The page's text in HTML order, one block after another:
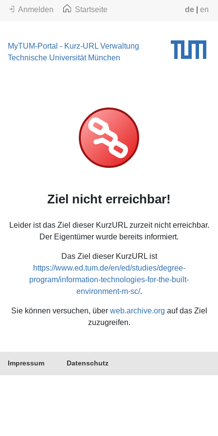
Anmelden Startseite de| en
MyTUM-Portal - Kurz-URL Verwaltung
Technische Universität München
Ziel nicht erreichbar!
Leider ist das Ziel dieser KurzURL zurzeit nicht erreichbar.
Der Eigentümer wurde bereits informiert.
Das Ziel dieser KurzURL ist
https://www.ed.tum.de/en/ed/studies/degree-
program/information-technologies-for-the-built-
environment-m-sc/.
Sie können versuchen, über web.archive.org auf das Ziel
zuzugreifen.
Impressum Datenschutz